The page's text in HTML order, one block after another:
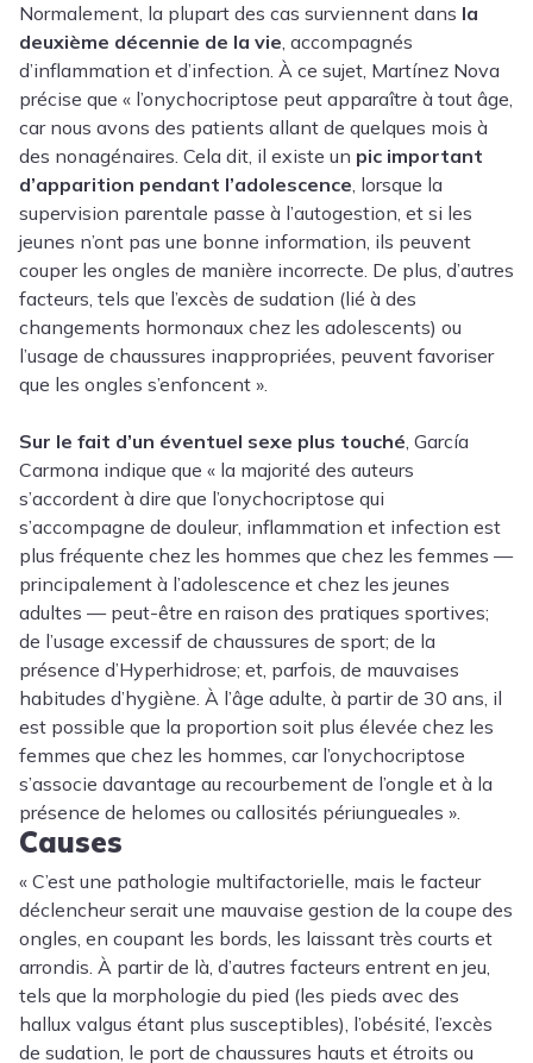
Normalement, la plupart des cas surviennent dans la
deuxième décennie de la vie, accompagnés
d’inflammation et d’infection. À ce sujet, Martínez Nova
précise que « l’onychocriptose peut apparaître à tout âge,
car nous avons des patients allant de quelques mois à
des nonagénaires. Cela dit, il existe un pic important
d’apparition pendant l’adolescence, lorsque la
supervision parentale passe à l’autogestion, et si les
jeunes n’ont pas une bonne information, ils peuvent
couper les ongles de manière incorrecte. De plus, d’autres
facteurs, tels que l’excès de sudation (lié à des
changements hormonaux chez les adolescents) ou
l’usage de chaussures inappropriées, peuvent favoriser
que les ongles s’enfoncent ».
Sur le fait d’un éventuel sexe plus touché, García
Carmona indique que « la majorité des auteurs
s’accordent à dire que l’onychocriptose qui
s’accompagne de douleur, inflammation et infection est
plus fréquente chez les hommes que chez les femmes —
principalement à l’adolescence et chez les jeunes
adultes — peut-être en raison des pratiques sportives;
de l’usage excessif de chaussures de sport; de la
présence d’Hyperhidrose; et, parfois, de mauvaises
habitudes d’hygiène. À l’âge adulte, à partir de 30 ans, il
est possible que la proportion soit plus élevée chez les
femmes que chez les hommes, car l’onychocriptose
s’associe davantage au recourbement de l’ongle et à la
présence de helomes ou callosités périungueales ».
Causes
« C’est une pathologie multifactorielle, mais le facteur
déclencheur serait une mauvaise gestion de la coupe des
ongles, en coupant les bords, les laissant très courts et
arrondis. À partir de là, d’autres facteurs entrent en jeu,
tels que la morphologie du pied (les pieds avec des
hallux valgus étant plus susceptibles), l’obésité, l’excès
de sudation, le port de chaussures hauts et étroits ou